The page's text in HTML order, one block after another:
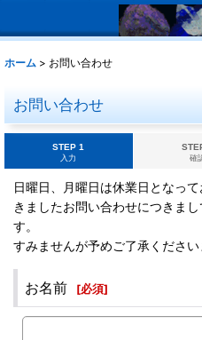
ホーム > お問い合わせ
お問い合わせ
STEP 1
入力
確
日曜日、月曜日は休業日となっ
きましたお問い合わせにつきま
す。
すみませんが予めご了承ください
お名前 [必須]